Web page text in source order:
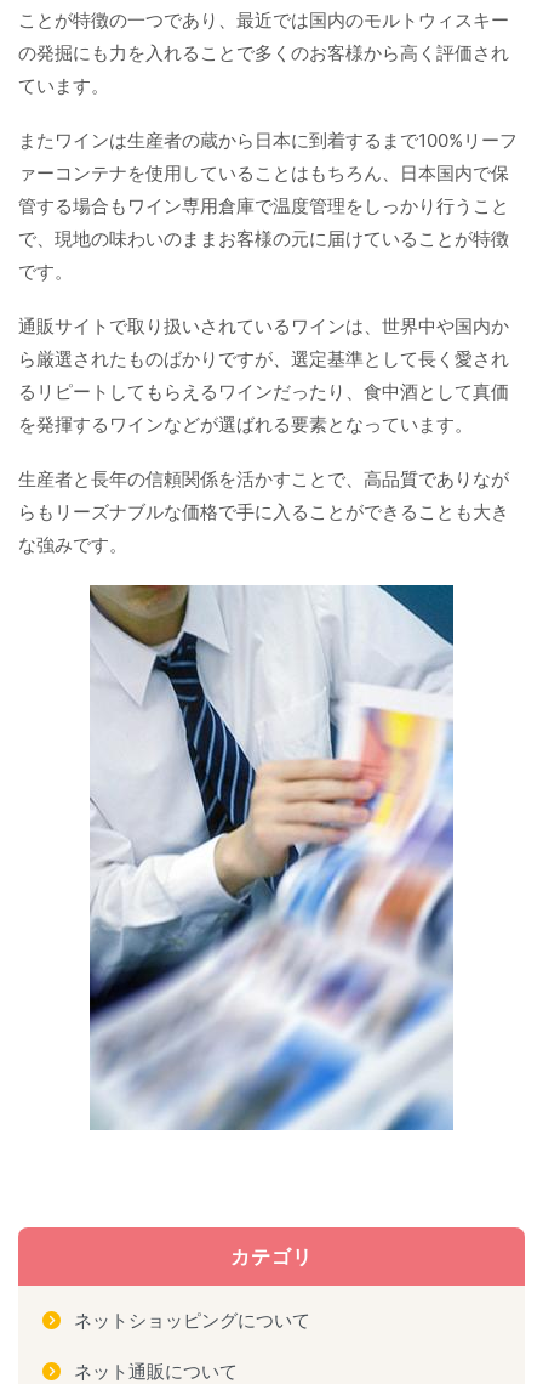
ことが特徴の一つであり、最近では国内のモルトウィスキー
の発掘にも力を入れることで多くのお客様から高く評価され
ています。
またワインは生産者の蔵から日本に到着するまで100%リーフ
ァーコンテナを使用していることはもちろん、日本国内で保
管する場合もワイン専用倉庫で温度管理をしっかり行うこと
で、現地の味わいのままお客様の元に届けていることが特徴
です。
通販サイトで取り扱いされているワインは、世界中や国内か
ら厳選されたものばかりですが、選定基準として長く愛され
るリピートしてもらえるワインだったり、食中酒として真価
を発揮するワインなどが選ばれる要素となっています。
生産者と長年の信頼関係を活かすことで、高品質でありなが
らもリーズナブルな価格で手に入ることができることも大き
な強みです。
カテゴリ
ネットショッピングについて
ネット通販について